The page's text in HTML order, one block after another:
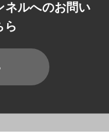
ルへのお問い
ら